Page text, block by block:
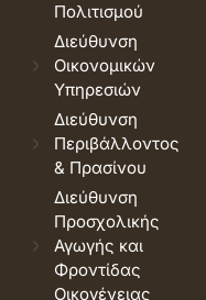
Πολιτισμού
Διεύθυνση
Οικονομικών
Υπηρεσιών
Διεύθυνση
Περιβάλλοντος
& Πρασίνου
Διεύθυνση
Προσχολικής
Αγωγής και
Φροντίδας
Οικογένειας